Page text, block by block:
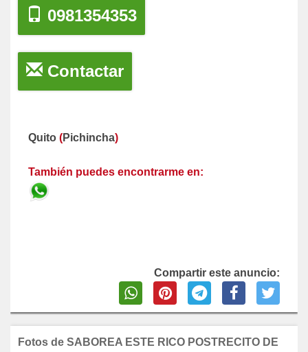
0981354353
Contactar
Quito (Pichincha)
También puedes encontrarme en:
Compartir este anuncio:
Fotos de SABOREA ESTE RICO POSTRECITO DE